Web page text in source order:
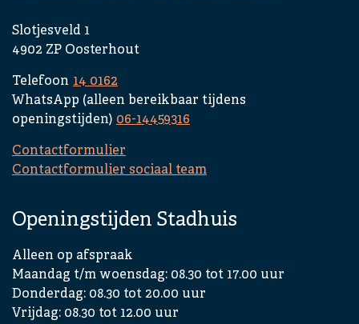
Slotjesveld 1
4902 ZP Oosterhout
Telefoon 14 0162
WhatsApp (alleen bereikbaar tijdens
openingstijden) 06-14459316
Contactformulier
Contactformulier sociaal team
Openingstijden Stadhuis
Alleen op afspraak
Maandag t/m woensdag: 08.30 tot 17.00 uur
Donderdag: 08.30 tot 20.00 uur
Vrijdag: 08.30 tot 12.00 uur